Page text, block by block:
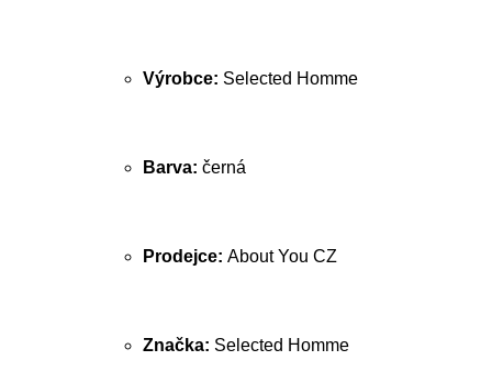
Výrobce: Selected Homme
Barva: černá
Prodejce: About You CZ
Značka: Selected Homme